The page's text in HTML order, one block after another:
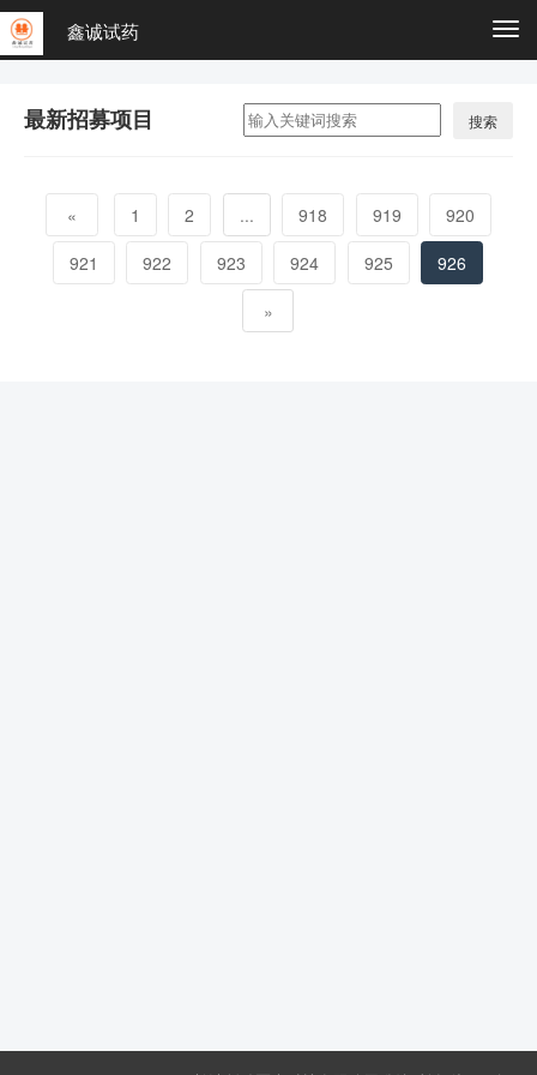
鑫诚试药
最新招募项目 搜索
« 1 2 ... 918 919
920
921
922 923 924 925
926
»